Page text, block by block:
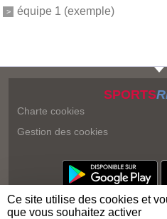
équipe 1 (exemple)
SPORTS
Charte cookies
Gestion des cookies
Ce site utilise des cookies et
que vous souhaitez activer